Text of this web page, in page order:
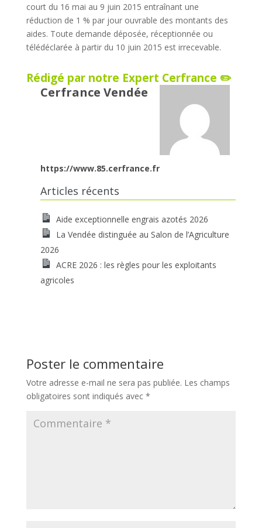
court du 16 mai au 9 juin 2015 entraînant une
réduction de 1 % par jour ouvrable des montants des
aides. Toute demande déposée, réceptionnée ou
télédéclarée à partir du 10 juin 2015 est irrecevable.
Rédigé par notre Expert Cerfrance ✏️
Cerfrance Vendée
https://www.85.cerfrance.fr
Articles récents
Aide exceptionnelle engrais azotés 2026
La Vendée distinguée au Salon de l’Agriculture
2026
ACRE 2026 : les règles pour les exploitants
agricoles
Poster le commentaire
Votre adresse e-mail ne sera pas publiée. Les champs
obligatoires sont indiqués avec *